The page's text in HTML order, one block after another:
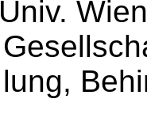
Univ.
lung,